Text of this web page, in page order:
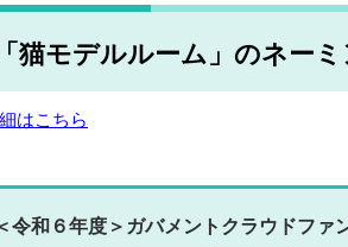
猫モデルルーム」のネー
はこちら
令和６年度＞ガバメントクラウドフ